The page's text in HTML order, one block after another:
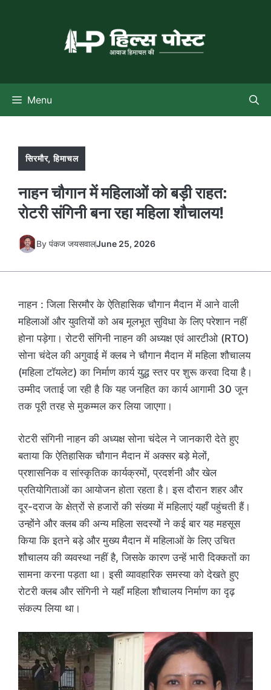
Menu
सिरमौर,हिमाचल
नाहन चौगान में महिलाओं को बड़ी राहत:
रोटरी संगिनी बना रहा महिला शौचालय!
By पंकज जयसवालJune 25, 2026
नाहन : जिला सिरमौर के ऐतिहासिक चौगान मैदान में आने वाली
महिलाओं और युवतियों को अब मूलभूत सुविधा के लिए परेशान नहीं
होना पड़ेगा। रोटरी संगिनी नाहन की अध्यक्ष एवं आरटीओ (RTO)
सोना चंदेल की अगुवाई में क्लब ने चौगान मैदान में महिला शौचालय
(महिला टॉयलेट) का निर्माण कार्य युद्ध स्तर पर शुरू करवा दिया है।
उम्मीद जताई जा रही है कि यह जनहित का कार्य आगामी 30 जून
तक पूरी तरह से मुकम्मल कर लिया जाएगा।
रोटरी संगिनी नाहन की अध्यक्ष सोना चंदेल ने जानकारी देते हुए
बताया कि ऐतिहासिक चौगान मैदान में अक्सर बड़े मेलों,
प्रशासनिक व सांस्कृतिक कार्यक्रमों, प्रदर्शनी और खेल
प्रतियोगिताओं का आयोजन होता रहता है। इस दौरान शहर और
दूर-दराज के क्षेत्रों से हजारों की संख्या में महिलाएं यहाँ पहुंचती हैं।
उन्होंने और क्लब की अन्य महिला सदस्यों ने कई बार यह महसूस
किया कि इतने बड़े और मुख्य मैदान में महिलाओं के लिए उचित
शौचालय की व्यवस्था नहीं है, जिसके कारण उन्हें भारी दिक्कतों का
सामना करना पड़ता था। इसी व्यावहारिक समस्या को देखते हुए
रोटरी क्लब और संगिनी ने यहाँ महिला शौचालय निर्माण का दृढ़
संकल्प लिया था।